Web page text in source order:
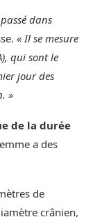
dans
« Il se mesure
, qui sont le
jour des
»
de la durée
a des
de
crânien,